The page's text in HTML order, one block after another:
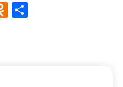
Odnoklassniki